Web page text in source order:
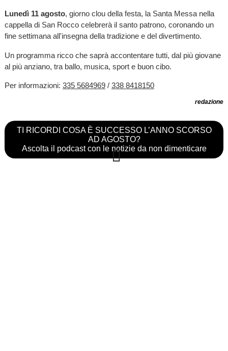
Lunedì 11 agosto, giorno clou della festa, la Santa Messa nella
cappella di San Rocco celebrerà il santo patrono, coronando un
fine settimana all'insegna della tradizione e del divertimento.
Un programma ricco che saprà accontentare tutti, dal più giovane
al più anziano, tra ballo, musica, sport e buon cibo.
Per informazioni: 335 5684969/ 338 8418150
redazione
TI RICORDI COSA È SUCCESSO L’ANNO SCORSO
AD AGOSTO?
Ascolta il podcast con le notizie da non dimenticare